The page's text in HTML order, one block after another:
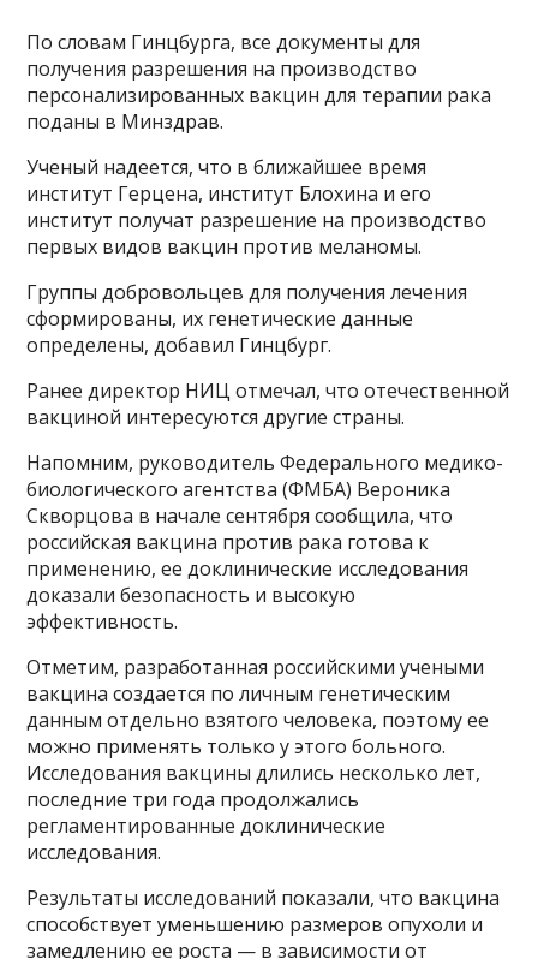
По словам Гинцбурга, все документы для
получения разрешения на производство
персонализированных вакцин для терапии рака
поданы в Минздрав.
Ученый надеется, что в ближайшее время
институт Герцена, институт Блохина и его
институт получат разрешение на производство
первых видов вакцин против меланомы.
Группы добровольцев для получения лечения
сформированы, их генетические данные
определены, добавил Гинцбург.
Ранее директор НИЦ отмечал, что отечественной
вакциной интересуются другие страны.
Напомним, руководитель Федерального медико-
биологического агентства (ФМБА) Вероника
Скворцова в начале сентября сообщила, что
российская вакцина против рака готова к
применению, ее доклинические исследования
доказали безопасность и высокую
эффективность.
Отметим, разработанная российскими учеными
вакцина создается по личным генетическим
данным отдельно взятого человека, поэтому ее
можно применять только у этого больного.
Исследования вакцины длились несколько лет,
последние три года продолжались
регламентированные доклинические
исследования.
Результаты исследований показали, что вакцина
способствует уменьшению размеров опухоли и
замедлению ее роста — в зависимости от